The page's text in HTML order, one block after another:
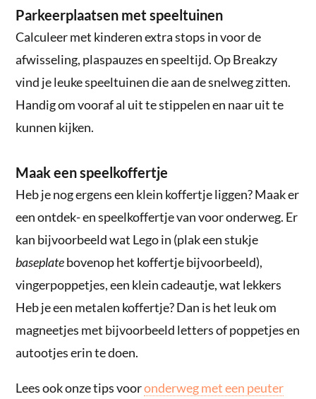
Parkeerplaatsen met speeltuinen
Calculeer met kinderen extra stops in voor de
afwisseling, plaspauzes en speeltijd. Op Breakzy
vind je leuke speeltuinen die aan de snelweg zitten.
Handig om vooraf al uit te stippelen en naar uit te
kunnen kijken.
Maak een speelkoffertje
Heb je nog ergens een klein koffertje liggen? Maak er
een ontdek- en speelkoffertje van voor onderweg. Er
kan bijvoorbeeld wat Lego in (plak een stukje
baseplatebovenop het koffertje bijvoorbeeld),
vingerpoppetjes, een klein cadeautje, wat lekkers
Heb je een metalen koffertje? Dan is het leuk om
magneetjes met bijvoorbeeld letters of poppetjes en
autootjes erin te doen.
Lees ook onze tips vooronderweg met een peuter